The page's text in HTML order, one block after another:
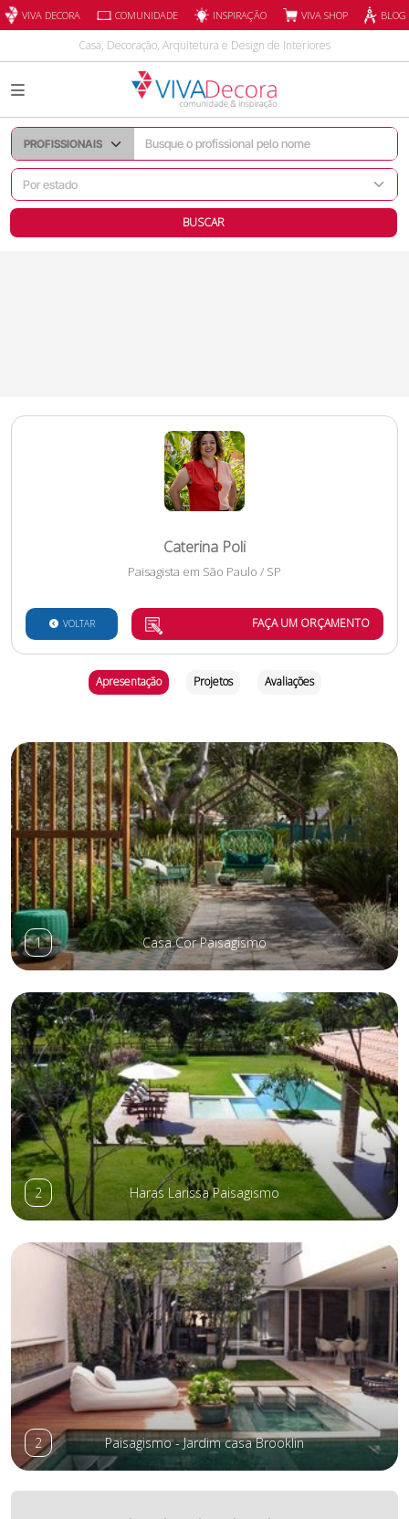
VIVA DECORA COMUNIDADE INSPIRAÇÃO VIVA SHOP
Casa, Decoração, Arquitetura e Design de Interiores
BUSCAR
Caterina Poli
Paisagista em São Paulo / SP
VOLTAR FAÇA UM ORÇAMENTO
Apresentação Projetos Avaliações
1 Casa Cor Paisagismo
2 Haras Larissa Paisagismo
2 Paisagismo - Jardim casa Brooklin